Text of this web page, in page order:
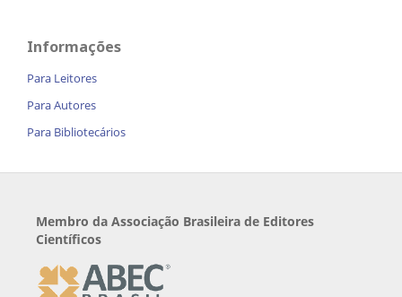
Informações
Para Leitores
Para Autores
Para Bibliotecários
Membro da Associação Brasileira de Editores
Científicos